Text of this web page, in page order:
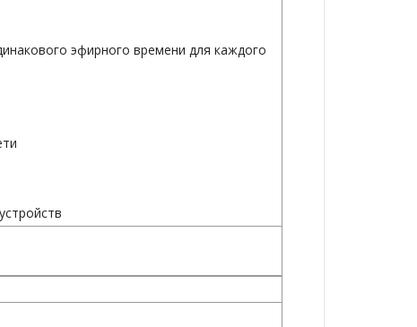
эфирного времени для каждого